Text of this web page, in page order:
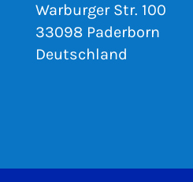
Warburger Str. 100
33098 Paderborn
Deutschland